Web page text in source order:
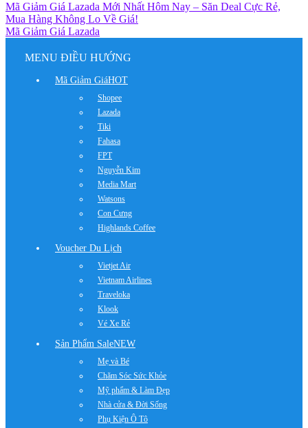
Mã Giảm Giá Lazada Mới Nhất Hôm Nay – Săn Deal Cực Rẻ,
Mua Hàng Không Lo Về Giá!
Mã Giảm Giá Lazada
MENU ĐIỀU HƯỚNG
Mã Giảm GiáHOT
Shopee
Lazada
Tiki
Fahasa
FPT
Nguyễn Kim
Media Mart
Watsons
Con Cưng
Highlands Coffee
Voucher Du Lịch
Vietjet Air
Vietnam Airlines
Traveloka
Klook
Vé Xe Rẻ
Sản Phẩm SaleNEW
Mẹ và Bé
Chăm Sóc Sức Khỏe
Mỹ phẩm & Làm Đẹp
Nhà cửa & Đời Sống
Phụ Kiện Ô Tô